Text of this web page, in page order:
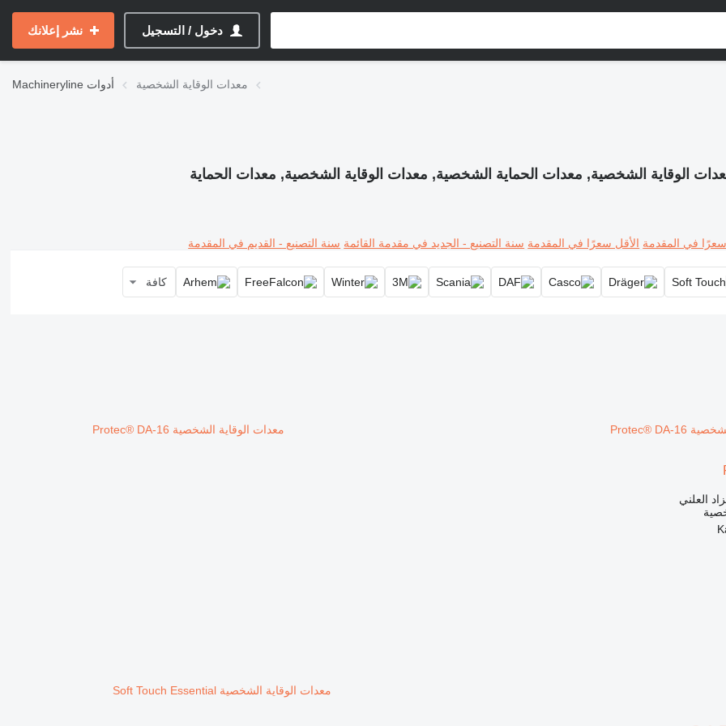
دخول / التسجيل نشر إعلانك
Machineryline أدوات معدات الوقاية الشخصية
الوقاية الشخصية, معدات الحماية الشخصية, معدات الوقاية الشخصية, معدات الحماية
سعرًا في المقدمة الأقل سعرًا في المقدمة سنة التصنيع - الجديد في مقدمة القائمة سنة التصنيع - القديم في المقدمة
كافة
معدات الوقاية الشخصية Protec® DA-16
العلني
معدات الوقاية الشخصية Soft Touch Essential